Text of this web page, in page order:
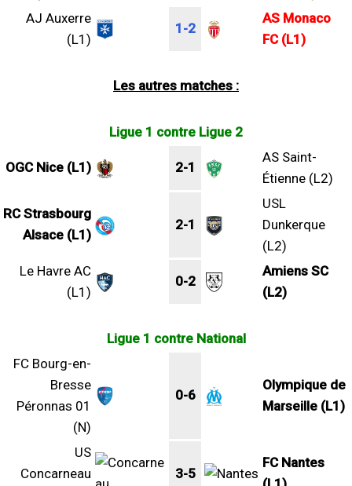
AJ Auxerre
(L1)
1-2
AS Monaco
FC (L1)
Les autres matches :
Ligue 1 contre Ligue 2
OGC Nice (L1) 2-1
AS Saint-
Étienne (L2)
RC Strasbourg
Alsace (L1)
2-1
USL
Dunkerque
(L2)
Le Havre AC
(L1)
0-2
Amiens SC
(L2)
Ligue 1 contre National
FC Bourg-en-
Bresse
Péronnas 01
(N)
0-6
Olympique de
Marseille (L1)
US
Concarneau
3-5
FC Nantes